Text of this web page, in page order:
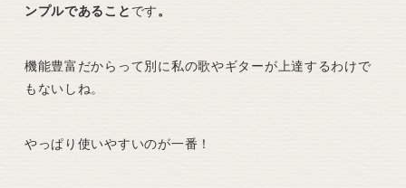
ンプルであること です。
機能豊富だからって別に私の歌やギターが上達するわけで
もないしね。
やっぱり使いやすいのが一番！